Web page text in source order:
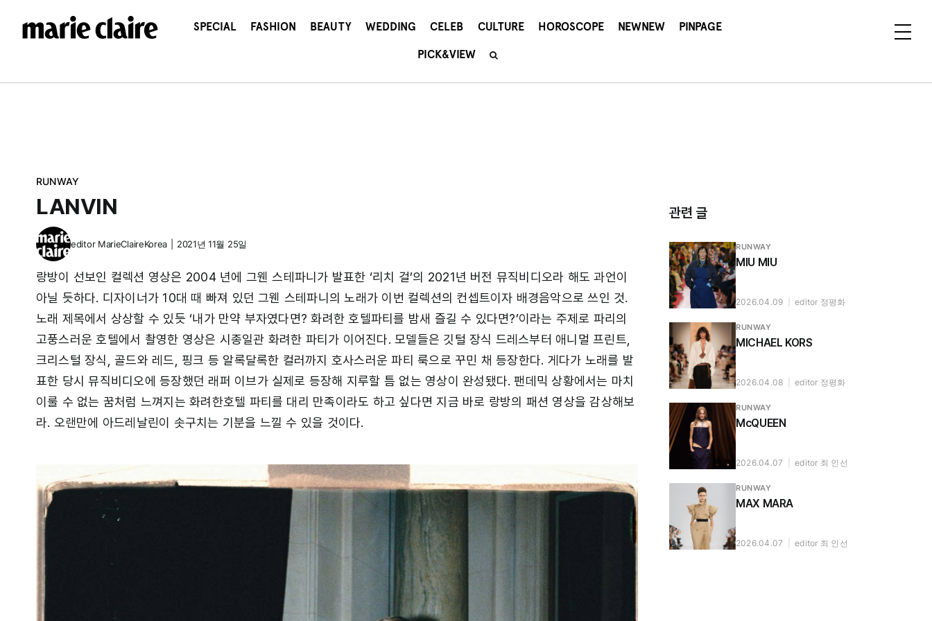
건
SPECIAL FASHION BEAUTY WEDDING CELEB CULTURE HOROSCOPE NEWNEW PINPAGE
PICK&VIEW
RUNWAY
LANVIN
editor MarieClaireKorea 2021년 11월 25일
랑방이 선보인 컬렉션 영상은 2004 년에 그웬 스테파니가 발표한 ‘리치 걸’의 2021년 버전 뮤직비디오라 해도 과언이
아닐 듯하다. 디자이너가 10대 때 빠져 있던 그웬 스테파니의 노래가 이번 컬렉션의 컨셉트이자 배경음악으로 쓰인 것.
노래 제목에서 상상할 수 있듯 ‘내가 만약 부자였다면? 화려한 호텔파티를 밤새 즐길 수 있다면?’이라는 주제로 파리의
고풍스러운 호텔에서 촬영한 영상은 시종일관 화려한 파티가 이어진다. 모델들은 깃털 장식 드레스부터 애니멀 프린트,
크리스털 장식, 골드와 레드, 핑크 등 알록달록한 컬러까지 호사스러운 파티 룩으로 꾸민 채 등장한다. 게다가 노래를 발
표한 당시 뮤직비디오에 등장했던 래퍼 이브가 실제로 등장해 지루할 틈 없는 영상이 완성됐다. 팬데믹 상황에서는 마치
이룰 수 없는 꿈처럼 느껴지는 화려한호텔 파티를 대리 만족이라도 하고 싶다면 지금 바로 랑방의 패션 영상을 감상해보
라. 오랜만에 아드레날린이 솟구치는 기분을 느낄 수 있을 것이다.
관련 글
RUNWAY
MIU MIU
2026.04.09 editor 정평화
RUNWAY
MICHAEL KORS
2026.04.08 editor 정평화
RUNWAY
McQUEEN
2026.04.07 editor 최 인선
RUNWAY
MAX MARA
2026.04.07 editor 최 인선